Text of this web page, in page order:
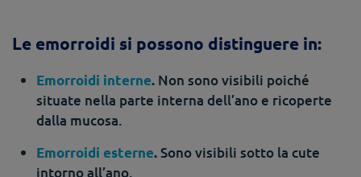
Le emorroidi si possono distinguere in:
Emorroidi interne. Non sono visibili poiché
situate nella parte interna dell’ano e ricoperte
dalla mucosa.
Emorroidi esterne.Sono visibili sotto la cute
intorno all’ano.